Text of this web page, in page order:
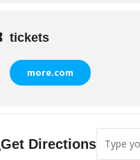
tickets
more.com
Get Directions